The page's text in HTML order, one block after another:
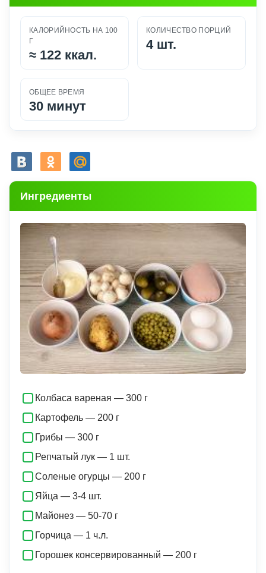
КАЛОРИЙНОСТЬ НА 100
Г
≈ 122 ккал.
КОЛИЧЕСТВО ПОРЦИЙ
4 шт.
ОБЩЕЕ ВРЕМЯ
30 минут
Ингредиенты
Колбаса вареная — 300 г
Картофель — 200 г
Грибы — 300 г
Репчатый лук — 1 шт.
Соленые огурцы — 200 г
Яйца — 3-4 шт.
Майонез — 50-70 г
Горчица — 1 ч.л.
Горошек консервированный — 200 г